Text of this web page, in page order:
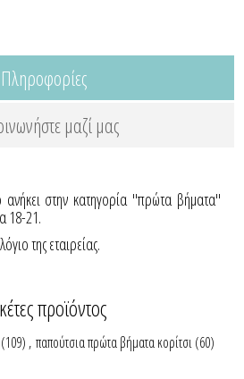
Πληροφορίες
μαζί μας
ανήκει στην κατηγορία "πρώτα βήματα"
18-21.
της εταιρείας.
προϊόντος
(109) , παπούτσια πρώτα βήματα κορίτσι (60)